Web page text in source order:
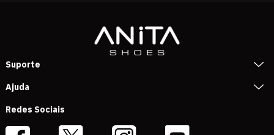
Suporte
Ajuda
Redes Sociais